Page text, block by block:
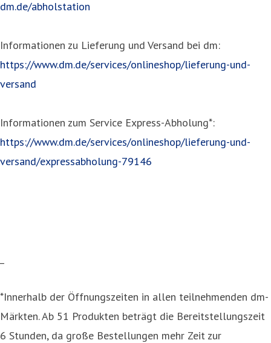
dm.de/abholstation
Informationen zu Lieferung und Versand bei dm:
https://www.dm.de/services/onlineshop/lieferung-und-
versand
Informationen zum Service Express-Abholung*:
https://www.dm.de/services/onlineshop/lieferung-und-
versand/expressabholung-79146
*Innerhalb der Öffnungszeiten in allen teilnehmenden dm-
Märkten. Ab 51 Produkten beträgt die Bereitstellungszeit
6 Stunden, da große Bestellungen mehr Zeit zur